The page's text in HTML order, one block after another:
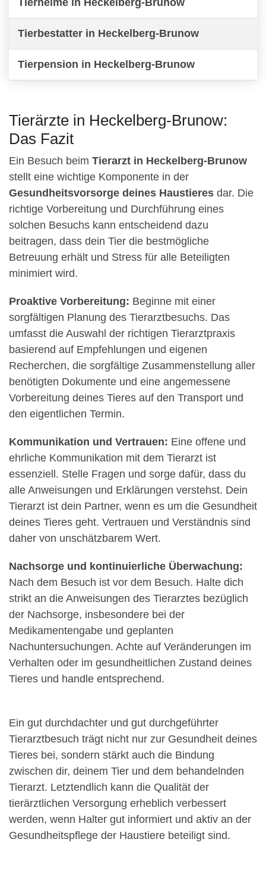
Tierbestatter in Heckelberg-Brunow
Tierpension in Heckelberg-Brunow
Tierärzte in Heckelberg-Brunow:
Das Fazit
Ein Besuch beim Tierarzt in Heckelberg-Brunow
stellt eine wichtige Komponente in der
Gesundheitsvorsorge deines Haustieres dar. Die
richtige Vorbereitung und Durchführung eines
solchen Besuchs kann entscheidend dazu
beitragen, dass dein Tier die bestmögliche
Betreuung erhält und Stress für alle Beteiligten
minimiert wird.
Proaktive Vorbereitung: Beginne mit einer
sorgfältigen Planung des Tierarztbesuchs. Das
umfasst die Auswahl der richtigen Tierarztpraxis
basierend auf Empfehlungen und eigenen
Recherchen, die sorgfältige Zusammenstellung aller
benötigten Dokumente und eine angemessene
Vorbereitung deines Tieres auf den Transport und
den eigentlichen Termin.
Kommunikation und Vertrauen: Eine offene und
ehrliche Kommunikation mit dem Tierarzt ist
essenziell. Stelle Fragen und sorge dafür, dass du
alle Anweisungen und Erklärungen verstehst. Dein
Tierarzt ist dein Partner, wenn es um die Gesundheit
deines Tieres geht. Vertrauen und Verständnis sind
daher von unschätzbarem Wert.
Nachsorge und kontinuierliche Überwachung:
Nach dem Besuch ist vor dem Besuch. Halte dich
strikt an die Anweisungen des Tierarztes bezüglich
der Nachsorge, insbesondere bei der
Medikamentengabe und geplanten
Nachuntersuchungen. Achte auf Veränderungen im
Verhalten oder im gesundheitlichen Zustand deines
Tieres und handle entsprechend.
Ein gut durchdachter und gut durchgeführter
Tierarztbesuch trägt nicht nur zur Gesundheit deines
Tieres bei, sondern stärkt auch die Bindung
zwischen dir, deinem Tier und dem behandelnden
Tierarzt. Letztendlich kann die Qualität der
tierärztlichen Versorgung erheblich verbessert
werden, wenn Halter gut informiert und aktiv an der
Gesundheitspflege der Haustiere beteiligt sind.